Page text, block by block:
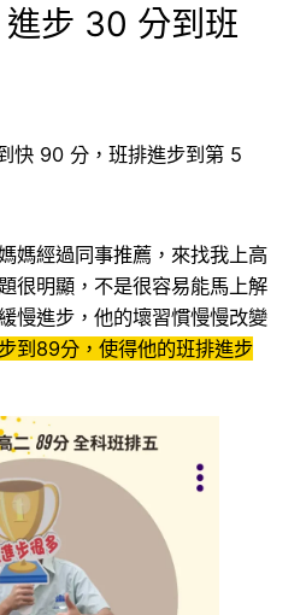
步 30 分到班
快 90 分，班排進步到第 5
媽經過同事推薦，來找我上高
很明顯，不是很容易能馬上解
慢進步，他的壞習慣慢慢改變
到89分，使得他的班排進步